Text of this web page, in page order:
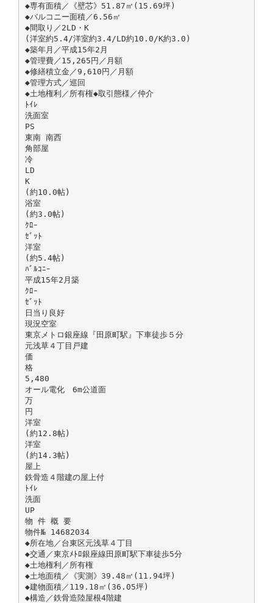
◆専有面積／《壁芯》51.87㎡(15.69坪)
◆バルコニー面積／6.56㎡
◆間取り／2LD・K
(洋室約5.4/洋室約3.4/LD約10.0/K約3.0)
◆築年月／平成15年2月
◆管理費／15,265円／月額
◆修繕積立金／9,610円／月額
◆管理方式／巡回
◆土地権利／所有権◆取引態様／仲介
ﾄｲﾚ
洗面室
PS
東南 南西
角部屋
冷
LD
K
(約10.0帖)
浴室
(約3.0帖)
ｸﾛｰ
ｾﾞｯﾄ
洋室
(約5.4帖)
ﾊﾞﾙｺﾆｰ
平成15年2月築
ｸﾛｰ
ｾﾞｯﾄ
日当り良好
現況空室
東京メトロ銀座線『田原町駅』下車徒歩５分
元浅草４丁目戸建
価
格
5,480
オール電化 6m公道面
万
円
洋室
(約12.8帖)
洋室
(約14.3帖)
屋上
鉄骨造４階建の屋上付
ﾄｲﾚ
洗面
UP
物 件 概 要
物件№ 14682034
◆所在地／台東区元浅草４丁目
◆交通／東京ﾒﾄﾛ銀座線田原町駅下車徒歩5分
◆土地権利／所有権
◆土地面積／《実測》39.48㎡(11.94坪)
◆建物面積／119.18㎡(36.05坪)
◆構造／鉄骨造陸屋根4階建